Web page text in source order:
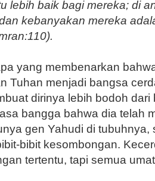
lebih baik bagi mereka; di
kebanyakan mereka
yang membenarkan
Tuhan menjadi bangsa
dirinya lebih bodoh
bangga bahwa dia telah
gen Yahudi di
bibit kesombongan.
tertentu, tapi semua